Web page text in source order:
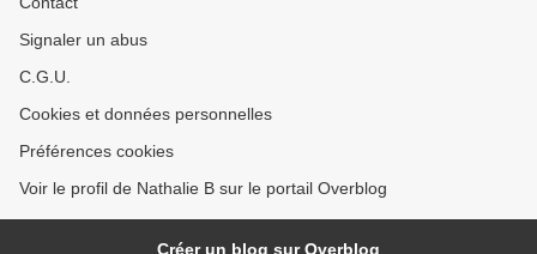
Signaler un abus
C.G.U.
Cookies et données personnelles
Préférences cookies
Voir le profil de Nathalie B sur le portail Overblog
Créer un blog sur Overblog